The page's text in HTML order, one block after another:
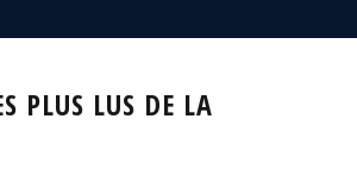
PLUS LUS DE LA